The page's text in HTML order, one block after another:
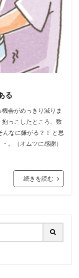
る
会がめっきり減りま
っこしたところ、数
なに嫌がる？！ と思
。（オムツに感謝）
続きを読む